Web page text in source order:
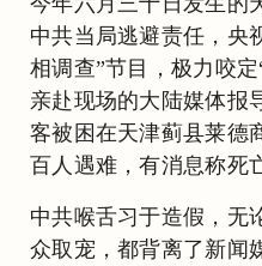
中共当局逃避责任，央
相调查”节目，极力咬
亲赴现场的大陆媒体报
客被困在天津蓟县莱德
百人遇难，有消息称死
中共喉舌习于造假，无
众取宠，都背离了新闻